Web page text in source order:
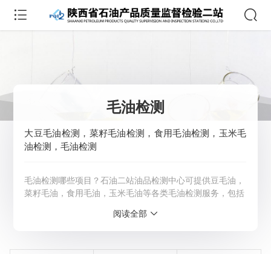
毛油检测
大豆毛油检测，菜籽毛油检测，食用毛油检测，玉米毛
油检测，毛油检测
毛油检测哪些项目？石油二站油品检测中心可提供豆毛油，
菜籽毛油，食用毛油，玉米毛油等各类毛油检测服务，包括
检测，过氧化值检测，杂质检测，残留溶剂检测，指标检
阅读全部